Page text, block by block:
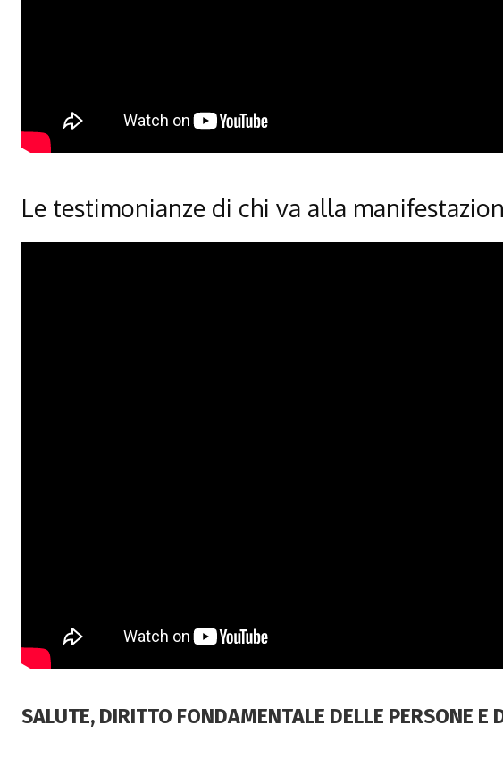
Le testimonianze di chi va alla
SALUTE, DIRITTO FONDAMENTALE DELLE PERSONE E